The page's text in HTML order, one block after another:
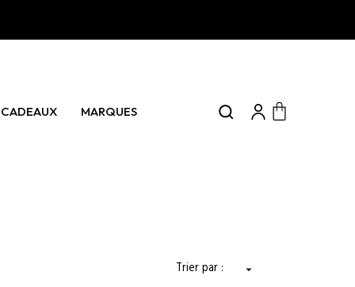
CADEAUX MARQUES
Trier par : 